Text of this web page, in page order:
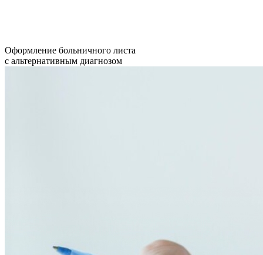
Оформление больничного листа
с альтернативным диагнозом